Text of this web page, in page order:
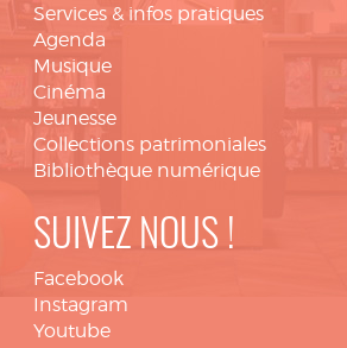
Services & infos pratiques
Agenda
Musique
Cinéma
Jeunesse
Collections patrimoniales
Bibliothèque numérique
SUIVEZ NOUS !
Facebook
Instagram
Youtube